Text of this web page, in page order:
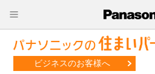
ビジネスのお客様へ